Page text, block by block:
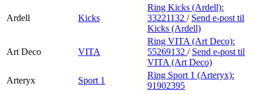
Ardell Kicks
Ring Kicks (Ardell):
33221132 / Send e-post til
Kicks (Ardell)
Art Deco VITA
Ring VITA (Art Deco):
55269132 / Send e-post til
VITA (Art Deco)
Arteryx
Sport 1
Ring Sport 1 (Arteryx):
91902395